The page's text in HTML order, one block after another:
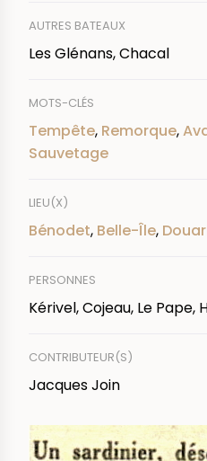
AUTRES BATEAUX
Les Glénans, Chacal
MOTS-CLÉS
Tempête, Remorque,
Sauvetage
LIEU(X)
Bénodet, Belle-Île,
PERSONNES
Kérivel, Cojeau, Le Pape,
CONTRIBUTEUR(S)
Jacques Join
IMAGE